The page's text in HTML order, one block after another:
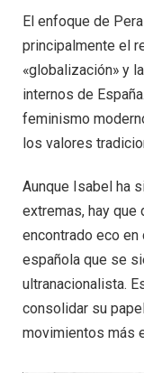
El enfoque de
principalmente el
«globalización» y
internos de
feminismo
los valores
Aunque Isabel ha
extremas, hay que
encontrado eco
española que se
ultranacionalista.
consolidar su
movimientos más